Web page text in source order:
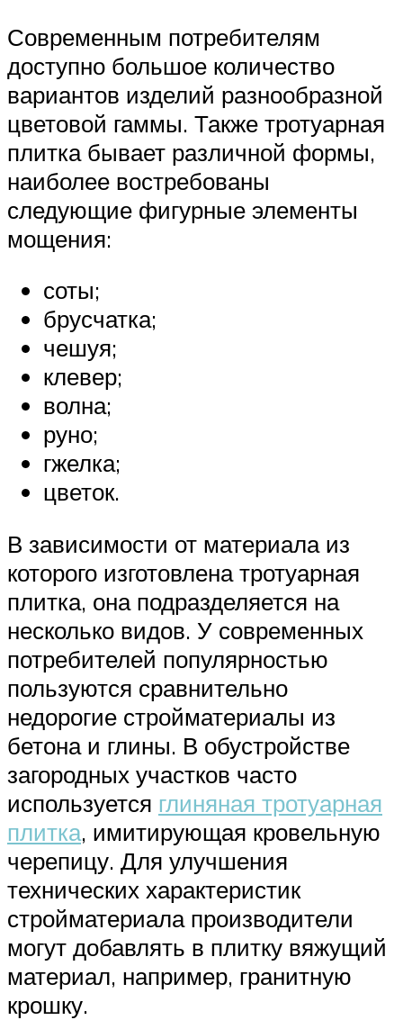
Современным потребителям
доступно большое количество
вариантов изделий разнообразной
цветовой гаммы. Также тротуарная
плитка бывает различной формы,
наиболее востребованы
следующие фигурные элементы
мощения:
соты;
брусчатка;
чешуя;
клевер;
волна;
руно;
гжелка;
цветок.
В зависимости от материала из
которого изготовлена тротуарная
плитка, она подразделяется на
несколько видов. У современных
потребителей популярностью
пользуются сравнительно
недорогие стройматериалы из
бетона и глины. В обустройстве
загородных участков часто
используется глиняная тротуарная
плитка, имитирующая кровельную
черепицу. Для улучшения
технических характеристик
стройматериала производители
могут добавлять в плитку вяжущий
материал, например, гранитную
крошку.